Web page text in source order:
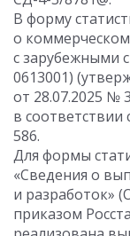
В форму
о
с зарубежными
0613001)
от 28.07.2025 №
в соответствии
586.
Для формы
«Сведения о
и разработок»
приказом